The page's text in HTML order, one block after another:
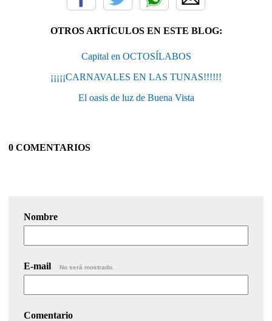
OTROS ARTÍCULOS EN ESTE BLOG:
Capital en OCTOSÍLABOS
¡¡¡¡¡CARNAVALES EN LAS TUNAS!!!!!!
El oasis de luz de Buena Vista
0 COMENTARIOS
Nombre
E-mail No será mostrado.
Comentario